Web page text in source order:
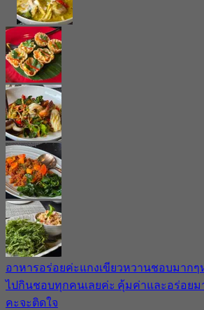
อาหารอร่อยค่ะแกงเขียวหวานชอบมาก
ไปกินชอบทุกคนเลยค่ะ คุ้มค่าและอร่อยม
คะจะติดใจ